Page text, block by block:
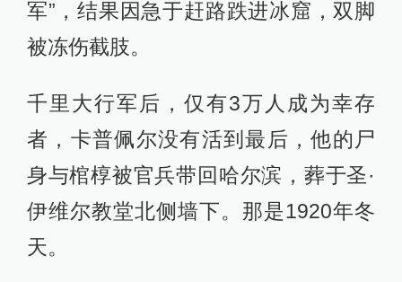
军”，结果因急于赶路跌进冰窟，双脚
被冻伤截肢。
千里大行军后，仅有3万人成为幸存
者，卡普佩尔没有活到最后，他的尸
身与棺椁被官兵带回哈尔滨，葬于圣·
伊维尔教堂北侧墙下。那是1920年冬
天。